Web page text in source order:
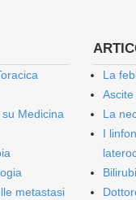
Medicina
metastasi
La
La
I